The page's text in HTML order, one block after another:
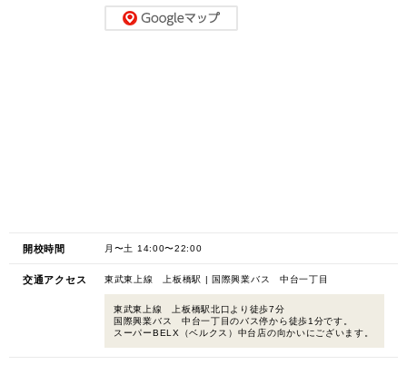
開校時間 月〜土 14:00〜22:00
交通アクセス 東武東上線 上板橋駅 | 国際興業バス 中台一丁目
東武東上線 上板橋駅北口より徒歩7分
国際興業バス 中台一丁目のバス停から徒歩1分です。
スーパーBELX（ベルクス）中台店の向かいにございます。